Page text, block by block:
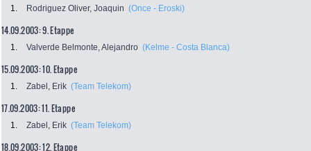
1. Rodriguez Oliver, Joaquin (Once - Eroski)
14.09.2003: 9. Etappe
1. Valverde Belmonte, Alejandro (Kelme - Costa Blanca)
15.09.2003: 10. Etappe
1. Zabel, Erik (Team Telekom)
17.09.2003: 11. Etappe
1. Zabel, Erik (Team Telekom)
18.09.2003: 12. Etappe